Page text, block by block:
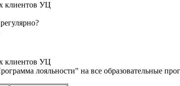
клиентов УЦ
клиентов УЦ
лояльности" на все образовательные